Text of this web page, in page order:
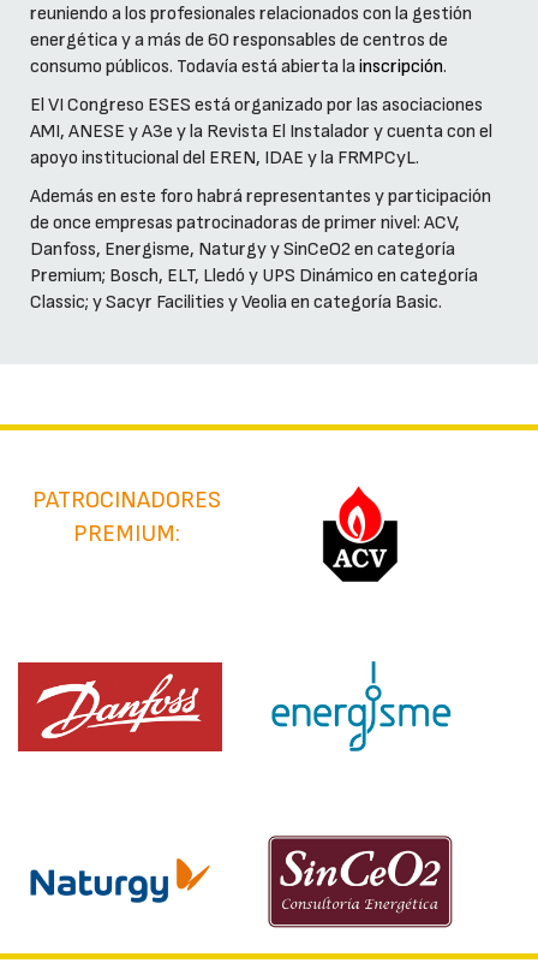
reuniendo a los profesionales relacionados con la gestión
energética y a más de 60 responsables de centros de
consumo públicos. Todavía está abierta lainscripción.
El VI Congreso ESES está organizado por las asociaciones
AMI, ANESE y A3e y la Revista El Instalador y cuenta con el
apoyo institucional del EREN, IDAE y la FRMPCyL.
Además en este foro habrá representantes y participación
de once empresas patrocinadoras de primer nivel: ACV,
Danfoss, Energisme, Naturgy y SinCeO2 en categoría
Premium; Bosch, ELT, Lledó y UPS Dinámico en categoría
Classic; y Sacyr Facilities y Veolia en categoría Basic.
PATROCINADORES
PREMIUM: